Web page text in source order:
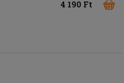
4 190 Ft